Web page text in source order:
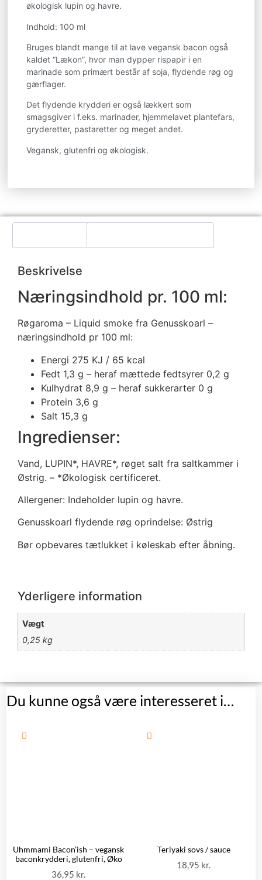
økologisk lupin og havre.
Indhold: 100 ml
Bruges blandt mange til at lave vegansk bacon også
kaldet “Lækon”, hvor man dypper rispapir i en
marinade som primært består af soja, flydende røg og
gærflager.
Det flydende krydderi er også lækkert som
smagsgiver i f.eks. marinader, hjemmelavet plantefars,
gryderetter, pastaretter og meget andet.
Vegansk, glutenfri og økologisk.
Beskrivelse
Næringsindhold pr. 100 ml:
Røgaroma – Liquid smoke fra Genusskoarl –
næringsindhold pr 100 ml:
Energi 275 KJ / 65 kcal
Fedt 1,3 g – heraf mættede fedtsyrer 0,2 g
Kulhydrat 8,9 g – heraf sukkerarter 0 g
Protein 3,6 g
Salt 15,3 g
Ingredienser:
Vand, LUPIN*, HAVRE*, røget salt fra saltkammer i
Østrig. – *Økologisk certificeret.
Allergener: Indeholder lupin og havre.
Genusskoarl flydende røg oprindelse: Østrig
Bør opbevares tætlukket i køleskab efter åbning.
Yderligere information
Vægt
0,25 kg
Du kunne også være interesseret i…
Uhmmami Bacon’ish – vegansk
baconkrydderi, glutenfri, Øko
36,95 kr.
Teriyaki sovs / sauce
18,95 kr.